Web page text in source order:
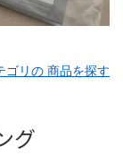
ゴリの 商品を探す
グ